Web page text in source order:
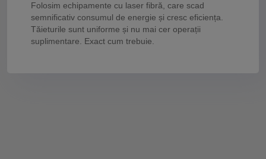
Folosim echipamente cu laser fibră, care scad
semnificativ consumul de energie și cresc eficiența.
Tăieturile sunt uniforme și nu mai cer operații
suplimentare. Exact cum trebuie.